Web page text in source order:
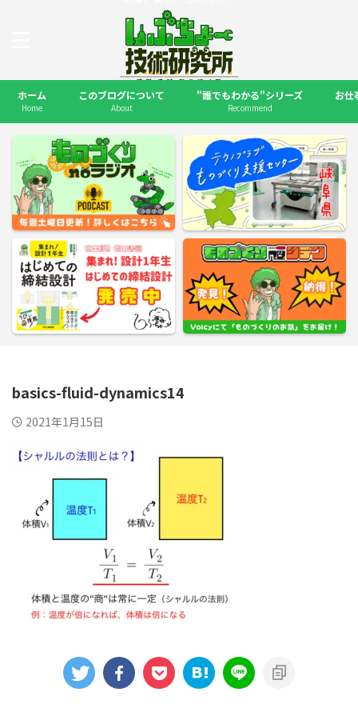
ホーム
Home
このブログについて
About
"誰でもわかる"シリーズ
Recommend
お仕
basics-fluid-dynamics14
2021年1月15日